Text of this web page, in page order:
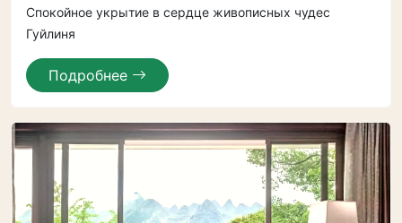
Спокойное укрытие в сердце живописных чудес
Гуйлиня
Подробнее